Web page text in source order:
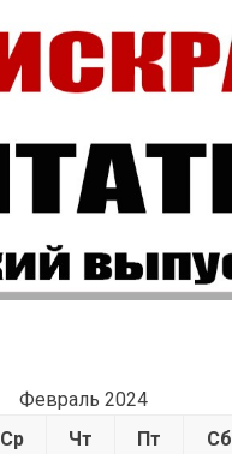
Февраль 2024
Ср Чт Пт Сб